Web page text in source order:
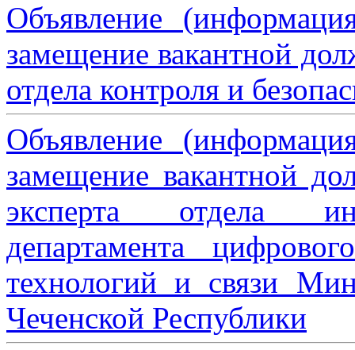
Объявление
замещение вакантной
отдела контроля и
Объявление
замещение вакантной
эксперта отдела
департамента
технологий и связи
Чеченской Республики